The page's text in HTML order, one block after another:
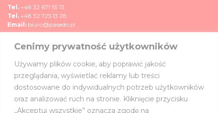
Cenimy prywatność użytkowników
Używamy plików cookie, aby poprawić jakość
przeglądania, wyświetlać reklamy lub treści
dostosowane do indywidualnych potrzeb użytkowników
oraz analizować ruch na stronie. Kliknięcie przycisku
„Akceptuj wszystkie” oznacza zgodę na
Tel. +48 32 671 55 13
Tel. +48 32 725 13 28
Email: biuro@pasedo.pl
ul. Przemysłowa 11
MEDIA
JOIN US ON: